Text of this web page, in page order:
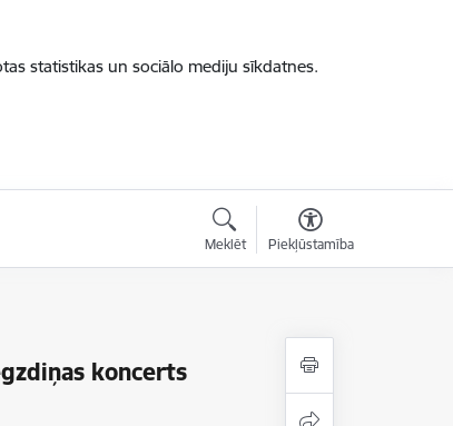
statistikas un sociālo mediju sīkdatnes.
Meklēt Piekļūstamība
koncerts